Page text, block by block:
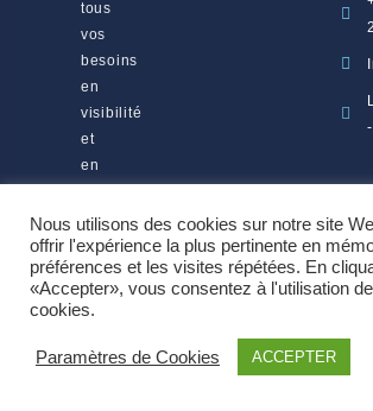
tous
vos
besoins
en
visibilité
et
en
Copyright 2026 ©Comtoyou
Nous utilisons des cookies sur notre site
offrir l'expérience la plus pertinente en
préférences et les visites répétées. En
«Accepter», vous consentez à l'utilisation
cookies.
Paramètres de Cookies ACCEPTER